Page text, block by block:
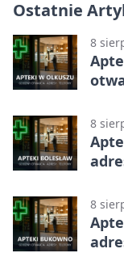
Ostatnie
8
8
8